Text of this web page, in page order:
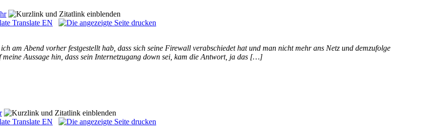
Translate EN
am Abend vorher festgestellt hab, dass sich seine Firewall verabschiedet hat und man nicht mehr ans Netz und demzufolge
Aussage hin, dass sein Internetzugang down sei, kam die Antwort, ja das […]
Translate EN